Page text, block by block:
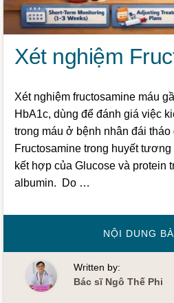
Xét nghiệm
Xét nghiệm fructosamine máu
HbA1c, dùng để đánh giá việc
trong máu ở bệnh nhân đái
Fructosamine trong huyết
kết hợp của Glucose và protein
albumin. Do …
NỘI DUNG
Written by:
Bác sĩ Ngô Thế Phi